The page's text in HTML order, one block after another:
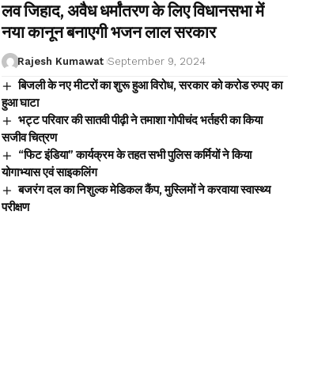
लव जिहाद, अवैध धर्मांतरण के लिए विधानसभा में
नया कानून बनाएगी भजन लाल सरकार
Rajesh Kumawat September 9, 2024
बिजली के नए मीटरों का शुरू हुआ विरोध, सरकार को करोड रुपए का
हुआ घाटा
भट्ट परिवार की सातवी पीढ़ी ने तमाशा गोपीचंद भर्तहरी का किया
सजीव चित्रण
“फिट इंडिया” कार्यक्रम के तहत सभी पुलिस कर्मियों ने किया
योगाभ्यास एवं साइकलिंग
बजरंग दल का निशुल्क मेडिकल कैंप, मुस्लिमों ने करवाया स्वास्थ्य
परीक्षण